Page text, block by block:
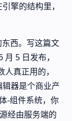
擎的结构里，
西。写这篇文
5 日发布，
真正用的，
器是个商业产
-组件系统，你
经由服务端的